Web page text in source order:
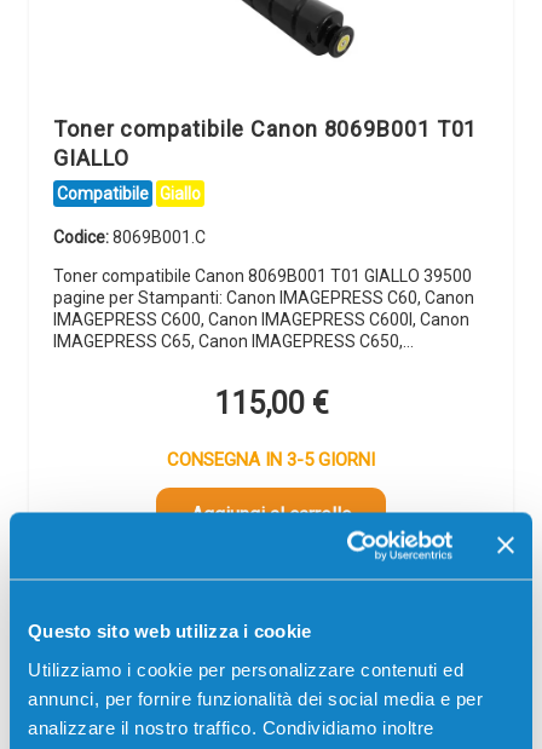
Questo sito web utilizza i cookie
Utilizziamo i cookie per personalizzare contenuti ed
annunci, per fornire funzionalità dei social media e per
analizzare il nostro traffico. Condividiamo inoltre
Toner compatibile Canon 8069B001 T01
GIALLO
Compatibile Giallo
Codice:8069B001.C
Toner compatibile Canon 8069B001 T01 GIALLO 39500
pagine per Stampanti: Canon IMAGEPRESS C60, Canon
IMAGEPRESS C600, Canon IMAGEPRESS C600I, Canon
IMAGEPRESS C65, Canon IMAGEPRESS C650,…
115,00 €
CONSEGNA IN 3-5 GIORNI
Aggiungi al carrello
Spedizione gratuita
SCADE TRA:
01
giorni
12
ore
26
min
19
sec
Più acquisti, più risparmi:Visita la pagina prodotto per